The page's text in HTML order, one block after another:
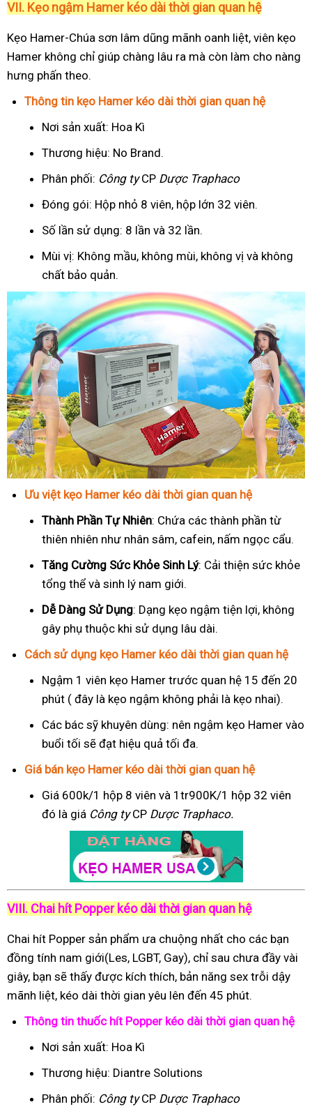
VII. Kẹo ngậm Hamer kéo dài thời gian quan hệ
Kẹo Hamer-Chúa sơn lâm dũng mãnh oanh liệt, viên kẹo
Hamer không chỉ giúp chàng lâu ra mà còn làm cho nàng
hưng phấn theo.
Thông tin kẹo Hamer kéo dài thời gian quan hệ
Nơi sản xuất: Hoa Kì
Thương hiệu: No Brand.
Phân phối: Công tyCP Dược Traphaco
Đóng gói: Hộp nhỏ 8 viên, hộp lớn 32 viên.
Số lần sử dụng: 8 lần và 32 lần.
Mùi vị: Không mầu, không mùi, không vị và không
chất bảo quản.
Ưu việt kẹo Hamer kéo dài thời gian quan hệ
Thành Phần Tự Nhiên: Chứa các thành phần từ
thiên nhiên như nhân sâm, cafein, nấm ngọc cẩu.
Tăng Cường Sức Khỏe Sinh Lý: Cải thiện sức khỏe
tổng thể và sinh lý nam giới.
Dễ Dàng Sử Dụng: Dạng kẹo ngậm tiện lợi, không
gây phụ thuộc khi sử dụng lâu dài.
Cách sử dụng kẹo Hamer kéo dài thời gian quan hệ
Ngậm 1 viên kẹo Hamer trước quan hệ 15 đến 20
phút ( đây là kẹo ngậm không phải là kẹo nhai).
Các bác sỹ khuyên dùng: nên ngậm kẹo Hamer vào
buổi tối sẽ đạt hiệu quả tối đa.
Giá bán kẹo Hamer kéo dài thời gian quan hệ
Giá 600k/1 hộp 8 viên và 1tr900K/1 hộp 32 viên
đó là giá Công tyCP Dược Traphaco.
VIII. Chai hít Popper kéo dài thời gian quan hệ
Chai hít Popper sản phẩm ưa chuộng nhất cho các bạn
đồng tính nam giới(Les, LGBT, Gay), chỉ sau chưa đầy vài
giây, bạn sẽ thấy được kích thích, bản năng sex trỗi dậy
mãnh liệt, kéo dài thời gian yêu lên đến 45 phút.
Thông tin thuốc hít Popper kéo dài thời gian quan hệ
Nơi sản xuất: Hoa Kì
Thương hiệu: Diantre Solutions
Phân phối: Công tyCP Dược Traphaco